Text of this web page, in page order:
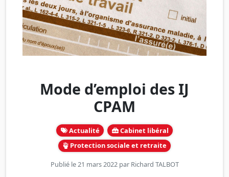
Mode d’emploi des IJ
CPAM
Actualité
Cabinet libéral
Protection sociale et retraite
Publié le 21 mars 2022 par Richard TALBOT